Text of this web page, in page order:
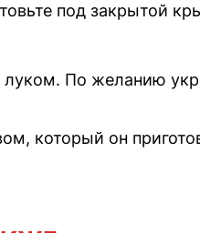
под закрытой
По желанию
который он